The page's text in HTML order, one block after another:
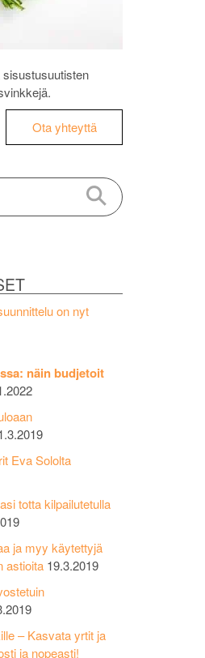
Ota yhteyttä
on nyt
näin budjetoit
Eva Sololta
totta kilpailutetulla
ja myy käytettyjä
astioita 19.3.2019
– Kasvata yrtit ja
ja nopeasti!